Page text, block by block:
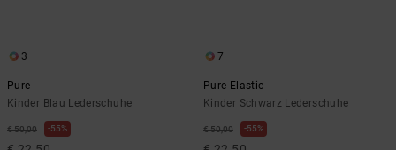
3
Pure
Kinder Blau Lederschuhe
€ 50,00 55%
7
Pure Elastic
Kinder Schwarz Lederschuhe
€ 50,00 55%